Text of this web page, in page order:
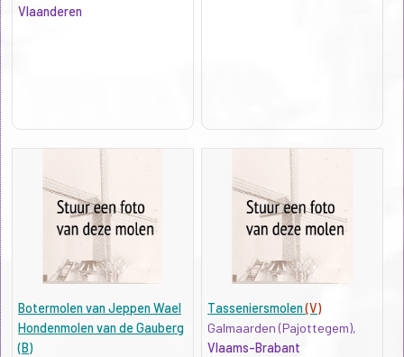
Vlaanderen
Botermolen van Jeppen Wael
Hondenmolen van de Gauberg
(B)
Tasseniersmolen(V)
Galmaarden (Pajottegem),
Vlaams-Brabant